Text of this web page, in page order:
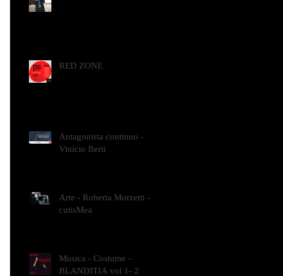
RED ZONE
Antagonista continuo -
Vinicio Berti
Arte - Roberta Morzetti -
cutisMea
Musica - Costume -
BLANDITIA vol 1- 2